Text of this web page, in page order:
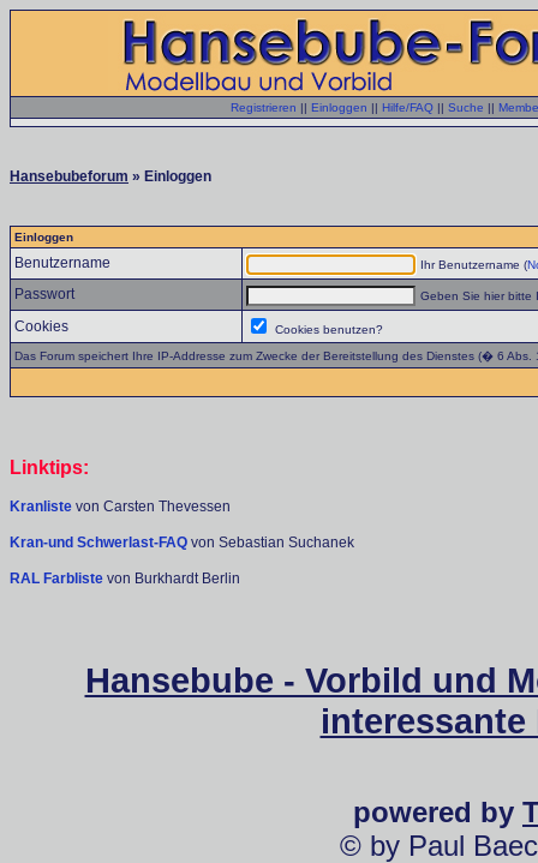
Registrieren || Einloggen || Hilfe/FAQ || Suche ||
Hansebubeforum » Einloggen
Einloggen
Benutzername Ihr Benutzername (
Passwort Geben Sie hier bitte
Cookies
Cookies benutzen?
Das Forum speichert Ihre IP-Addresse zum Zwecke der Bereitstellung des Dienstes (� 6
Linktips:
Kranliste von Carsten Thevessen
Kran-und Schwerlast-FAQ von Sebastian Suchanek
RAL Farbliste von Burkhardt Berlin
Hansebube - Vorbild und
powered by
© by Paul